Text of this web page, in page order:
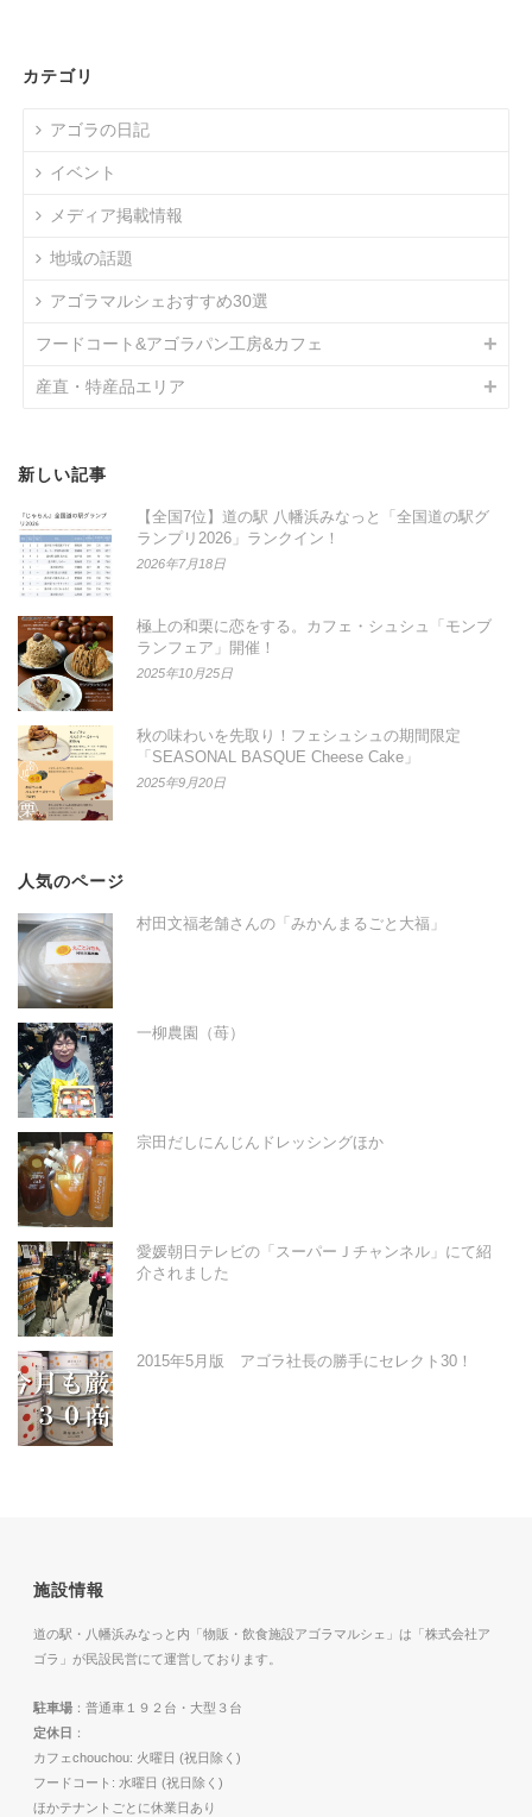
カテゴリ
アゴラの日記
イベント
メディア掲載情報
地域の話題
アゴラマルシェおすすめ30選
フードコート&アゴラパン工房&カフェ
産直・特産品エリア
新しい記事
【全国7位】道の駅 八幡浜みなっと「全国道の駅グ
ランプリ2026」ランクイン！
2026年7月18日
極上の和栗に恋をする。カフェ・シュシュ「モンブ
ランフェア」開催！
2025年10月25日
秋の味わいを先取り！フェシュシュの期間限定
「SEASONAL BASQUE Cheese Cake」
2025年9月20日
人気のページ
村田文福老舗さんの「みかんまるごと大福」
一柳農園（苺）
宗田だしにんじんドレッシングほか
愛媛朝日テレビの「スーパーＪチャンネル」にて紹
介されました
2015年5月版 アゴラ社長の勝手にセレクト30！
施設情報
道の駅・八幡浜みなっと内「物販・飲食施設アゴラマルシェ」は「株式会社ア
ゴラ」が民設民営にて運営しております。
駐車場 ：普通車１９２台・大型３台
定休日 ：
カフェchouchou: 火曜日 (祝日除く)
フードコート: 水曜日 (祝日除く)
ほかテナントごとに休業日あり